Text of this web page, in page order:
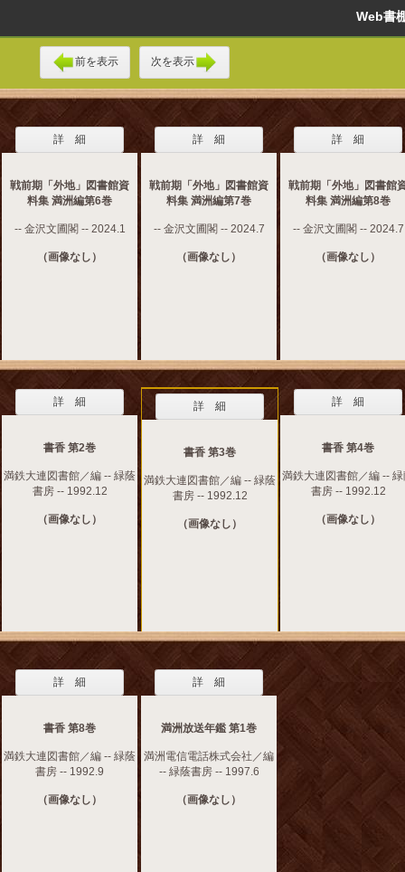
Web
前を表示 次を表示
詳 細
戦前期「外地」図書館資
料集 満洲編第6巻
-- 金沢文圃閣 -- 2024.1
（画像なし）
詳 細
戦前期「外地」図書館資
料集 満洲編第7巻
-- 金沢文圃閣 -- 2024.7
（画像なし）
詳 細
戦前期「外地」図書館
料集 満洲編第8巻
-- 金沢文圃閣 -- 2024.7
（画像なし）
詳 細
書香 第2巻
満鉄大連図書館／編 -- 緑蔭
書房 -- 1992.12
（画像なし）
詳 細
書香 第3巻
満鉄大連図書館／編 -- 緑蔭
書房 -- 1992.12
（画像なし）
詳 細
書香 第4巻
満鉄大連図書館／編 --
書房 -- 1992.12
（画像なし）
詳 細
書香 第8巻
満鉄大連図書館／編 -- 緑蔭
書房 -- 1992.9
（画像なし）
詳 細
満洲放送年鑑 第1巻
満洲電信電話株式会社／編
-- 緑蔭書房 -- 1997.6
（画像なし）